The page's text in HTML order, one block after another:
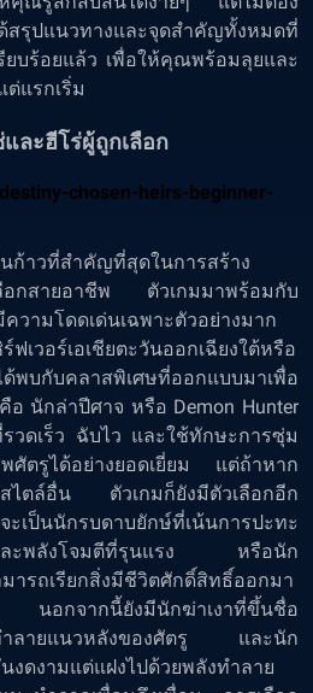
สรุปแนวทางและจุดสำคัญทั้งหมดที่
ยบร้อยแล้ว เพื่อให้คุณพร้อมลุยและ
ต่แรกเริ่ม
ละฮีโร่ผู้ถูกเลือก
ก้าวที่สำคัญที่สุดในการสร้าง
อกสายอาชีพ ตัวเกมมาพร้อมกับ
วามโดดเด่นเฉพาะตัวอย่างมาก
เวอร์เอเชียตะวันออกเฉียงใต้หรือ
พบกับคลาสพิเศษที่ออกแบบมาเพื่อ
นักล่าปีศาจ หรือ Demon Hunter
วดเร็ว ฉับไว และใช้ทักษะการซุ่ม
พศัตรูได้อย่างยอดเยี่ยม แต่ถ้าหาก
ไตล์อื่น ตัวเกมก็ยังมีตัวเลือกอีก
เป็นนักรบดาบยักษ์ที่เน้นการปะทะ
และพลังโจมตีที่รุนแรง หรือนัก
ารถเรียกสิ่งมีชีวิตศักดิ์สิทธิ์ออกมา
ล่ นอกจากนี้ยังมีนักฆ่าเงาที่ขึ้นชื่อ
าทำลายแนวหลังของศัตรู และนัก
งดงามแต่แฝงไปด้วยพลังทำลาย